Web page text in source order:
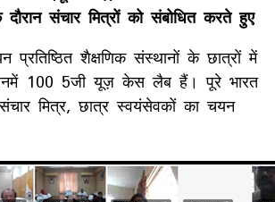
दौरान संचार मित्रों को संबोधित करते हुए
प्रतिष्ठित शैक्षणिक संस्थानों के छात्रों में
100 5जी यूज़ केस लैब हैं। पूरे भारत
मित्र, छात्र स्वयंसेवकों का चयन